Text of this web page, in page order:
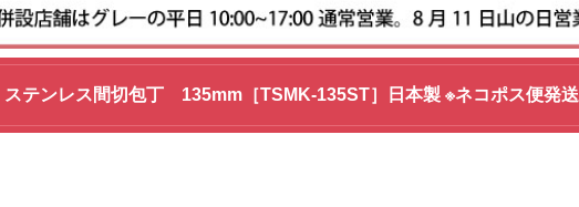
ンレス間切包丁 135mm［TSMK-135ST］日本製 ※ネコポス便発送